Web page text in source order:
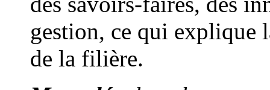
gestion, ce qui explique
de la filière.